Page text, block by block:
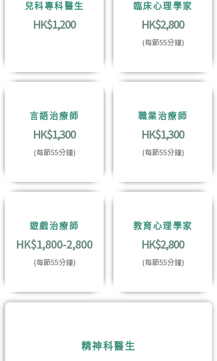
兒科專科醫生
HK$1,200
臨床心理學家
HK$2,800
(每節55分鐘)
言語治療師
HK$1,300
(每節55分鐘)
職業治療師
HK$1,300
(每節55分鐘)
遊戲治療師
HK$1,800-2,800
(每節55分鐘)
教育心理學家
HK$2,800
(每節55分鐘)
精神科醫生